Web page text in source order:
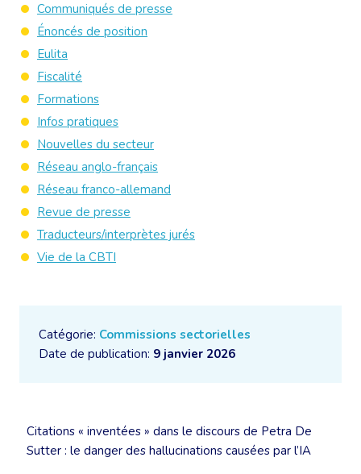
Catégorie: Commissions sectorielles
Date de publication: 9 janvier 2026
Citations « inventées » dans le discours de Petra De
Sutter : le danger des hallucinations causées par l’IA
Communiqués de presse
Énoncés de position
Eulita
Fiscalité
Formations
Infos pratiques
Nouvelles du secteur
Réseau anglo-français
Réseau franco-allemand
Revue de presse
Traducteurs/interprètes jurés
Vie de la CBTI